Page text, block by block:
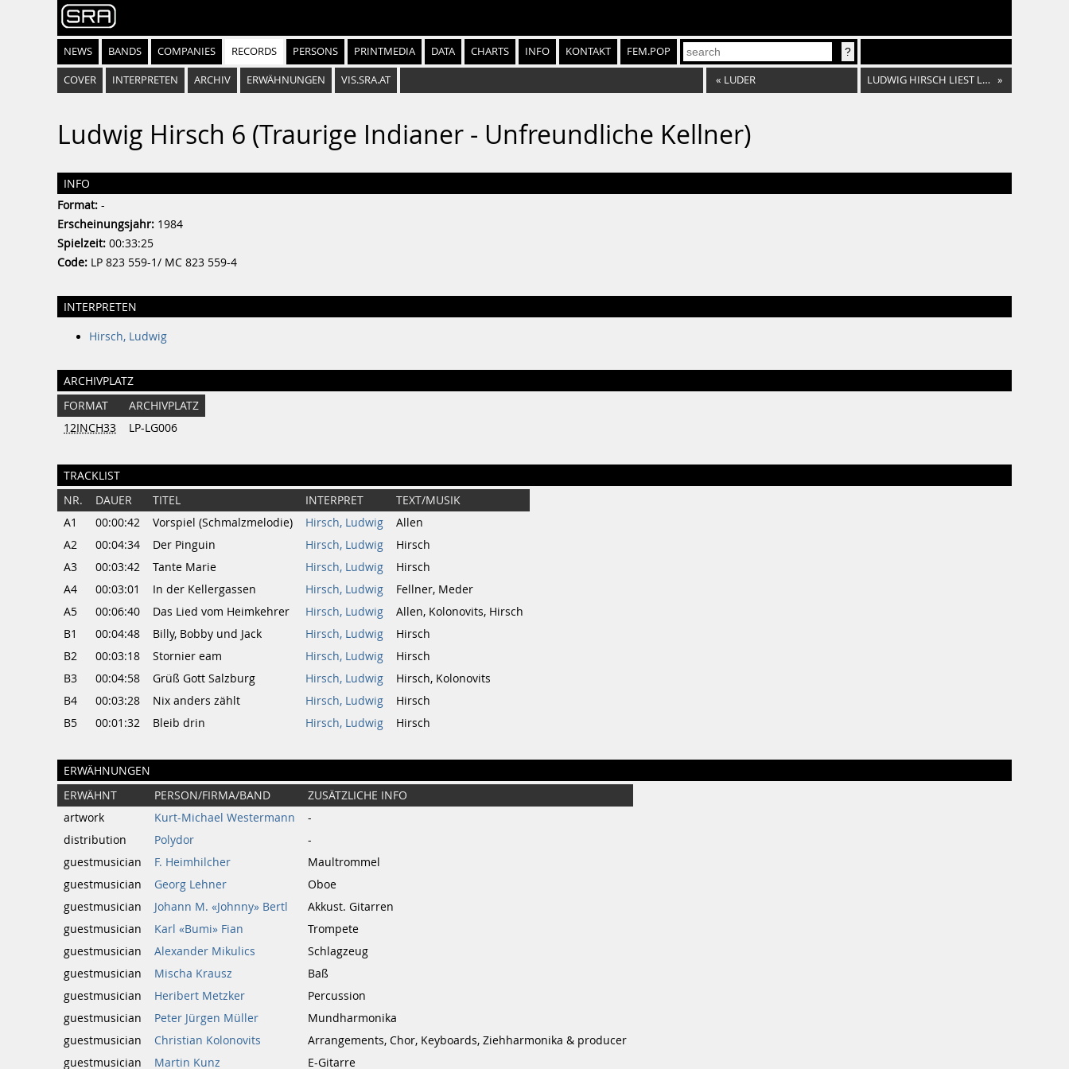
NEWS BANDS COMPANIES RECORDS PERSONS PRINTMEDIA DATA CHARTS INFO KONTAKT FEM.POP
COVER INTERPRETEN ARCHIV ERWÄHNUNGEN VIS.SRA.AT « LUDER LUDWIG HIRSCH LIEST LUDWIG HIRSCH »
Ludwig Hirsch 6 (Traurige Indianer - Unfreundliche Kellner)
INFO
Format: -
Erscheinungsjahr: 1984
Spielzeit: 00:33:25
Code: LP 823 559-1/ MC 823 559-4
INTERPRETEN
Hirsch, Ludwig
ARCHIVPLATZ
FORMAT
ARCHIVPLATZ
12INCH33
LP-LG006
TRACKLIST
NR. DAUER TITEL INTERPRET
TEXT/MUSIK
A1
00:00:42 Vorspiel (Schmalzmelodie) Hirsch, Ludwig
Allen
A2
00:04:34 Der Pinguin Hirsch, Ludwig
Hirsch
A3
00:03:42 Tante Marie Hirsch, Ludwig
Hirsch
A4
00:03:01 In der Kellergassen Hirsch, Ludwig
Fellner, Meder
A5
00:06:40 Das Lied vom Heimkehrer Hirsch, Ludwig
Allen, Kolonovits, Hirsch
B1
00:04:48 Billy, Bobby und Jack Hirsch, Ludwig
Hirsch
B2
00:03:18 Stornier eam Hirsch, Ludwig
Hirsch
B3
00:04:58 Grüß Gott Salzburg Hirsch, Ludwig
Hirsch, Kolonovits
B4
00:03:28 Nix anders zählt Hirsch, Ludwig
Hirsch
B5
00:01:32 Bleib drin Hirsch, Ludwig Hirsch
ERWÄHNUNGEN
ERWÄHNT PERSON/FIRMA/BAND
ZUSÄTZLICHE INFO
artwork
Kurt-Michael Westermann
-
distribution
Polydor
-
guestmusician
F. Heimhilcher
Maultrommel
guestmusician
Georg Lehner
Oboe
guestmusician
Johann M. «Johnny» Bertl
Akkust. Gitarren
guestmusician
Karl «Bumi» Fian
Trompete
guestmusician
Alexander Mikulics
Schlagzeug
guestmusician
Mischa Krausz
Baß
guestmusician
Heribert Metzker
Percussion
guestmusician
Peter Jürgen Müller
Mundharmonika
guestmusician
Christian Kolonovits
Arrangements, Chor, Keyboards, Ziehharmonika & producer
guestmusician
Martin Kunz E-Gitarre